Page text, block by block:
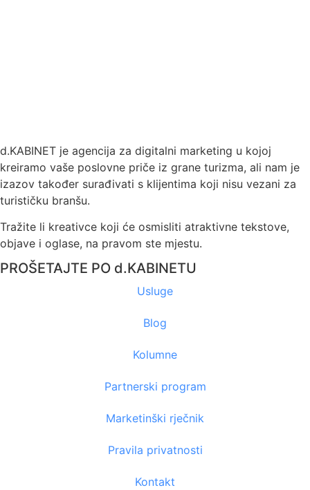
d.KABINET je agencija za digitalni marketing u kojoj
kreiramo vaše poslovne priče iz grane turizma, ali nam je
izazov također surađivati s klijentima koji nisu vezani za
turističku branšu.
Tražite li kreativce koji će osmisliti atraktivne tekstove,
objave i oglase, na pravom ste mjestu.
PROŠETAJTE PO d.KABINETU
Usluge
Blog
Kolumne
Partnerski program
Marketinški rječnik
Pravila privatnosti
Kontakt